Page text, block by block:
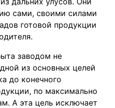
сами, своими силами
готовой продукции
заводом не
из основных целей
до конечного
по максимально
А эта цель исключает